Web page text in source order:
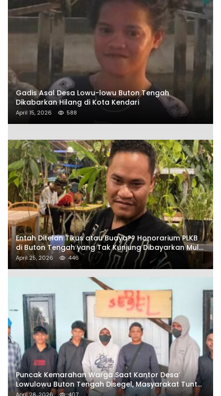
Gadis Asal Desa Lowu-lowu Buton Tengah
Dikabarkan Hilang di Kota Kendari
April 15, 2026 588
Entah Ditelan Tikus atau Buaya?? Honorarium PLKB
di Buton Tengah yang Tak Kunjung Dibayarkan Mulai
Disorot SAMURAIS
April 25, 2026 446
Puncak Kemarahan Warga Saat Kantor Desa’
Lowulowu Buton Tengah Disegel, Masyarakat Tuntut
Penetapan Tersangka